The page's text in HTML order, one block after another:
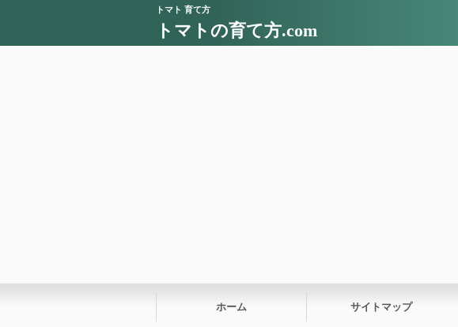
トマト 育て方
トマトの育て方.com
ホーム サイトマップ